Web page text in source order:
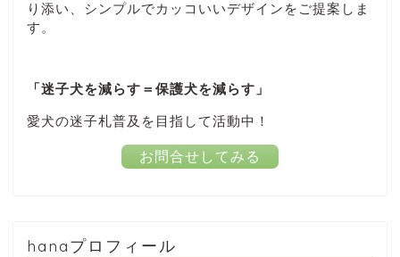
り添い、シンプルでカッコいいデザインをご提案しま
す。
「迷子犬を減らす＝保護犬を減らす」
愛犬の迷子札普及を目指して活動中！
お問合せしてみる
hanaプロフィール